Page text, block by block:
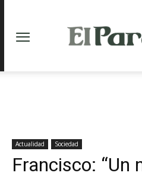
Actualidad Sociedad
Francisco: “Un